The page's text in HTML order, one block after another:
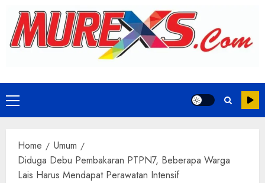
Primary
Menu
Home
Umum
Diduga Debu Pembakaran PTPN7, Beberapa Warga
Lais Harus Mendapat Perawatan Intensif